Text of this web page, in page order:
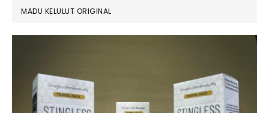
MADU KELULUT ORIGINAL